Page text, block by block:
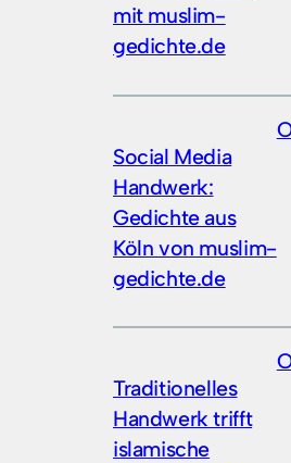
mit muslim-
gedichte.de
Social Media
Handwerk:
Gedichte aus
Köln von muslim-
gedichte.de
Traditionelles
Handwerk trifft
islamische